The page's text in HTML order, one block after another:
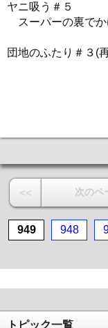
ヤニ吸う＃５
スーパーの裏でか
団地のふたり＃３(
<< 次のペ
949 948
トピック一覧